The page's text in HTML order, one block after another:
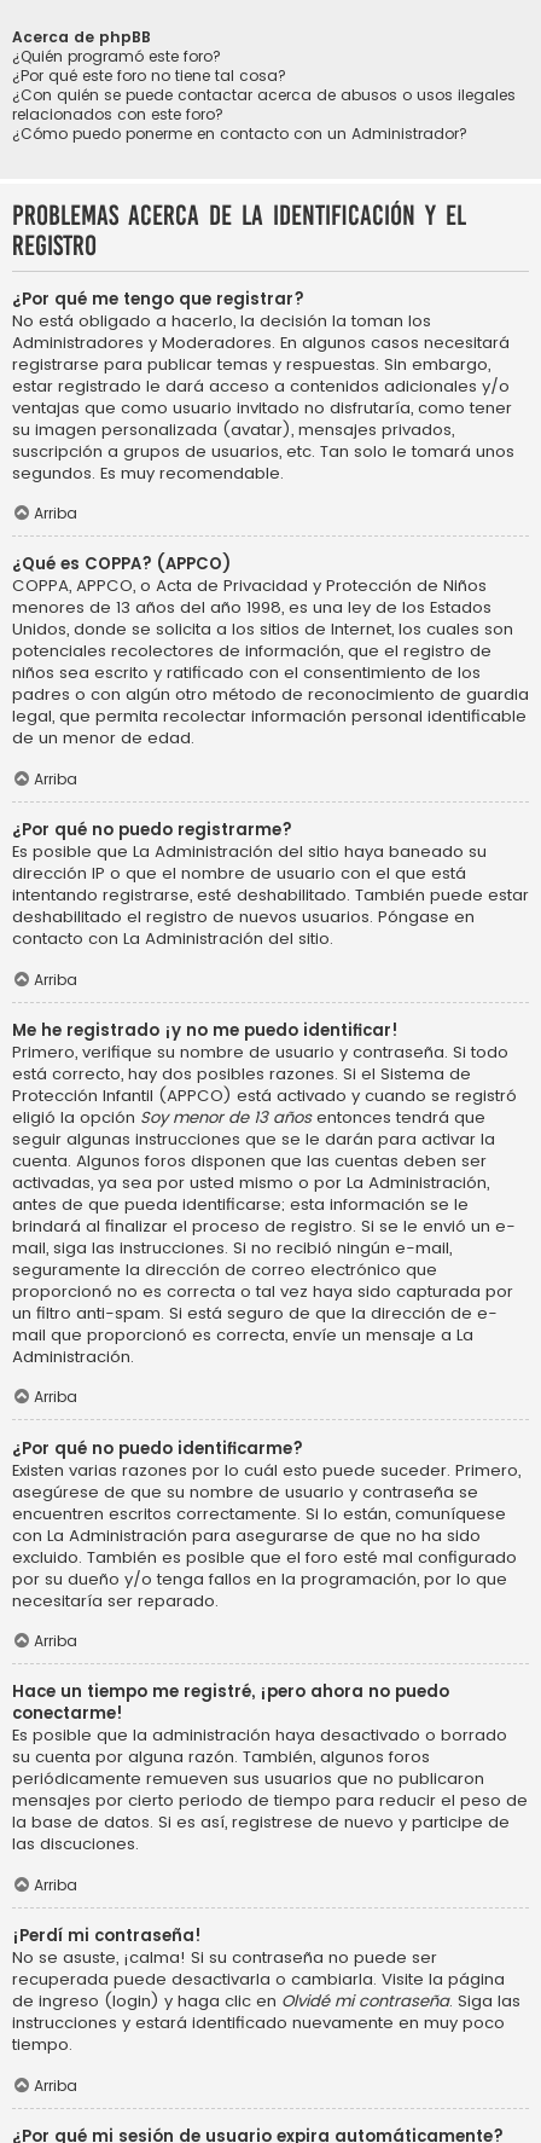
Acerca de phpBB
¿Quién programó este foro?
¿Por qué este foro no tiene tal cosa?
¿Con quién se puede contactar acerca de abusos o usos ilegales
relacionados con este foro?
¿Cómo puedo ponerme en contacto con un Administrador?
Problemas acerca de la identificación y el
registro
¿Por qué me tengo que registrar?
No está obligado a hacerlo, la decisión la toman los
Administradores y Moderadores. En algunos casos necesitará
registrarse para publicar temas y respuestas. Sin embargo,
estar registrado le dará acceso a contenidos adicionales y/o
ventajas que como usuario invitado no disfrutaría, como tener
su imagen personalizada (avatar), mensajes privados,
suscripción a grupos de usuarios, etc. Tan solo le tomará unos
segundos. Es muy recomendable.
Arriba
¿Qué es COPPA? (APPCO)
COPPA, APPCO, o Acta de Privacidad y Protección de Niños
menores de 13 años del año 1998, es una ley de los Estados
Unidos, donde se solicita a los sitios de Internet, los cuales son
potenciales recolectores de información, que el registro de
niños sea escrito y ratificado con el consentimiento de los
padres o con algún otro método de reconocimiento de guardia
legal, que permita recolectar información personal identificable
de un menor de edad.
Arriba
¿Por qué no puedo registrarme?
Es posible que La Administración del sitio haya baneado su
dirección IP o que el nombre de usuario con el que está
intentando registrarse, esté deshabilitado. También puede estar
deshabilitado el registro de nuevos usuarios. Póngase en
contacto con La Administración del sitio.
Arriba
Me he registrado ¡y no me puedo identificar!
Primero, verifique su nombre de usuario y contraseña. Si todo
está correcto, hay dos posibles razones. Si el Sistema de
Protección Infantil (APPCO) está activado y cuando se registró
eligió la opción Soy menor de 13 añosentonces tendrá que
seguir algunas instrucciones que se le darán para activar la
cuenta. Algunos foros disponen que las cuentas deben ser
activadas, ya sea por usted mismo o por La Administración,
antes de que pueda identificarse; esta información se le
brindará al finalizar el proceso de registro. Si se le envió un e-
mail, siga las instrucciones. Si no recibió ningún e-mail,
seguramente la dirección de correo electrónico que
proporcionó no es correcta o tal vez haya sido capturada por
un filtro anti-spam. Si está seguro de que la dirección de e-
mail que proporcionó es correcta, envíe un mensaje a La
Administración.
Arriba
¿Por qué no puedo identificarme?
Existen varias razones por lo cuál esto puede suceder. Primero,
asegúrese de que su nombre de usuario y contraseña se
encuentren escritos correctamente. Si lo están, comuníquese
con La Administración para asegurarse de que no ha sido
excluido. También es posible que el foro esté mal configurado
por su dueño y/o tenga fallos en la programación, por lo que
necesitaría ser reparado.
Arriba
Hace un tiempo me registré, ¡pero ahora no puedo
conectarme!
Es posible que la administración haya desactivado o borrado
su cuenta por alguna razón. También, algunos foros
periódicamente remueven sus usuarios que no publicaron
mensajes por cierto periodo de tiempo para reducir el peso de
la base de datos. Si es así, registrese de nuevo y participe de
las discuciones.
Arriba
¡Perdí mi contraseña!
No se asuste, ¡calma! Si su contraseña no puede ser
recuperada puede desactivarla o cambiarla. Visite la página
de ingreso (login) y haga clic en Olvidé mi contraseña. Siga las
instrucciones y estará identificado nuevamente en muy poco
tiempo.
Arriba
¿Por qué mi sesión de usuario expira automáticamente?